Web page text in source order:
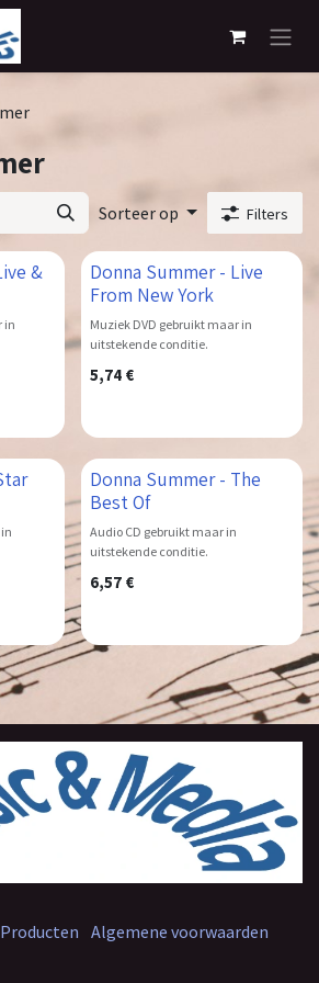
Sorteer op Filters
&
in
Donna Summer - Live
From New York
Muziek DVD gebruikt maar in
uitstekende conditie.
5,74 €
Donna Summer - The
Best Of
Audio CD gebruikt maar in
uitstekende conditie.
6,57 €
Producten Algemene voorwaarden